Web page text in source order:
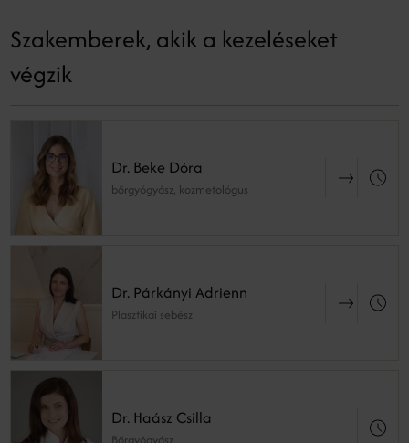
Szakemberek, akik a kezeléseket
végzik
Dr. Beke Dóra
bőrgyógyász, kozmetológus
Dr. Párkányi Adrienn
Plasztikai sebész
Dr. Haász Csilla
Bőrgyógyász